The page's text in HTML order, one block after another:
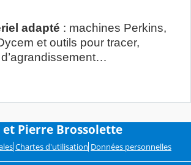
adapté : machines Perkins,
et outils pour tracer,
Pierre Brossolette
Chartes d'utilisation Données personnelles